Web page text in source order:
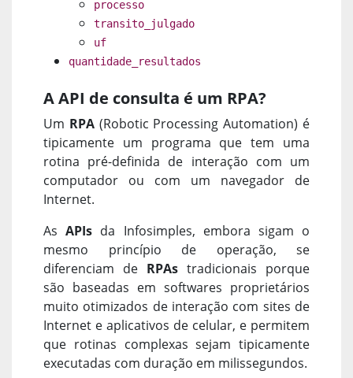
processo
transito_julgado
uf
quantidade_resultados
A API de consulta é um RPA?
Um RPA(Robotic Processing Automation) é
tipicamente um programa que tem uma
rotina pré-definida de interação com um
computador ou com um navegador de
Internet.
AsAPIs da Infosimples, embora sigam o
mesmo princípio de operação, se
diferenciam de RPAs tradicionais porque
são baseadas em softwares proprietários
muito otimizados de interação com sites de
Internet e aplicativos de celular, e permitem
que rotinas complexas sejam tipicamente
executadas com duração em milissegundos.